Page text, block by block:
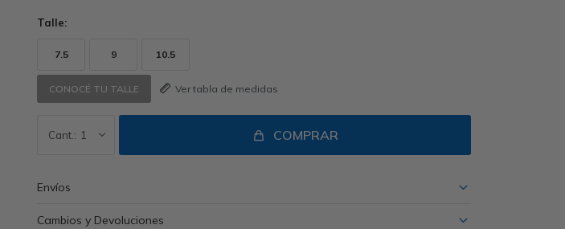
Talle:
7.5 9 10.5
CONOCÉ TU TALLE Ver tabla de medidas
1 COMPRAR
Envíos
Cambios y Devoluciones